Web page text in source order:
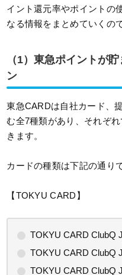
イント還元率やポイントの
なる情報をまとめていくの
（1）東急ポイントが
ン
東急CARDは自社カード、
む全7種類があり、それぞ
きます。
カードの種類は下記の通り
【TOKYU CARD】
TOKYU CARD ClubQ
TOKYU CARD ClubQ
TOKYU CARD ClubQ